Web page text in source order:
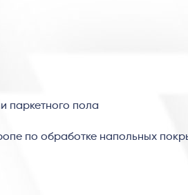
паркетного пола
по обработке напольных